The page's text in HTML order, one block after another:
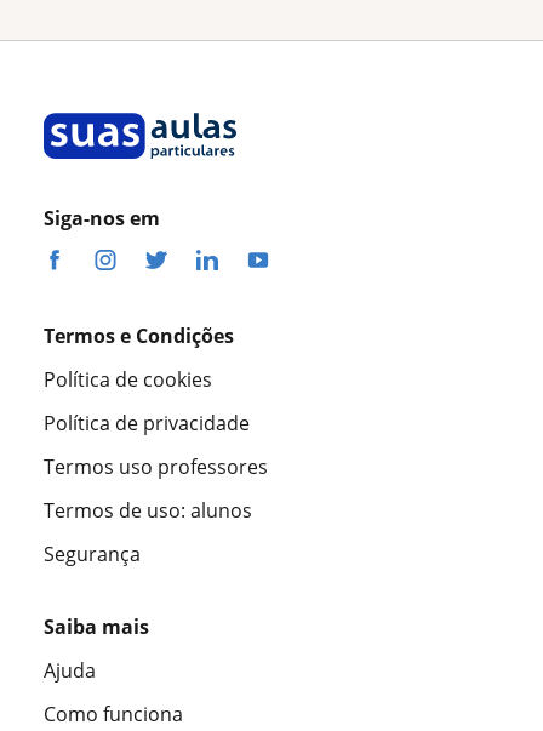
Siga-nos em
Termos e Condições
Política de cookies
Política de privacidade
Termos uso professores
Termos de uso: alunos
Segurança
Saiba mais
Ajuda
Como funciona